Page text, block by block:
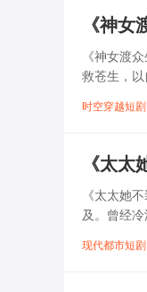
《神
《神女渡
救苍生，
时空穿越短剧
《太
《太太她
及。曾经
现代都市短剧